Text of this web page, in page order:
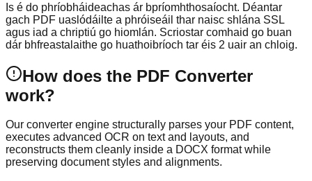
Is é do phríobháideachas ár bpríomhthosaíocht. Déantar
gach PDF uaslódáilte a phróiseáil thar naisc shlána SSL
agus iad a chriptiú go hiomlán. Scriostar comhaid go buan
dár bhfreastalaithe go huathoibríoch tar éis 2 uair an chloig.
How does the PDF Converter
work?
Our converter engine structurally parses your PDF content,
executes advanced OCR on text and layouts, and
reconstructs them cleanly inside a DOCX format while
preserving document styles and alignments.